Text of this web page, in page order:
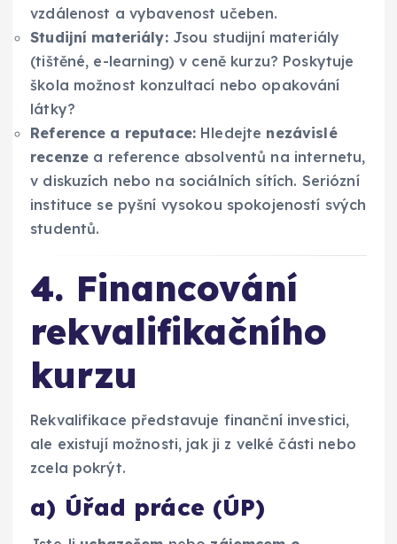
vzdálenost a vybavenost učeben.
Studijní materiály:Jsou studijní materiály
(tištěné, e-learning) v ceně kurzu? Poskytuje
škola možnost konzultací nebo opakování
látky?
Reference a reputace: Hledejte nezávislé
recenze a reference absolventů na internetu,
v diskuzích nebo na sociálních sítích. Seriózní
instituce se pyšní vysokou spokojeností svých
studentů.
4. Financování
rekvalifikačního
kurzu
Rekvalifikace představuje finanční investici,
ale existují možnosti, jak ji z velké části nebo
zcela pokrýt.
a) Úřad práce (ÚP)